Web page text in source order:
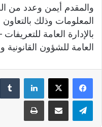
والمقدم أيمن وعدد من
المعلومات وذلك
بالإدارة العامة
العامة للشؤون القانونية
لينكدإن